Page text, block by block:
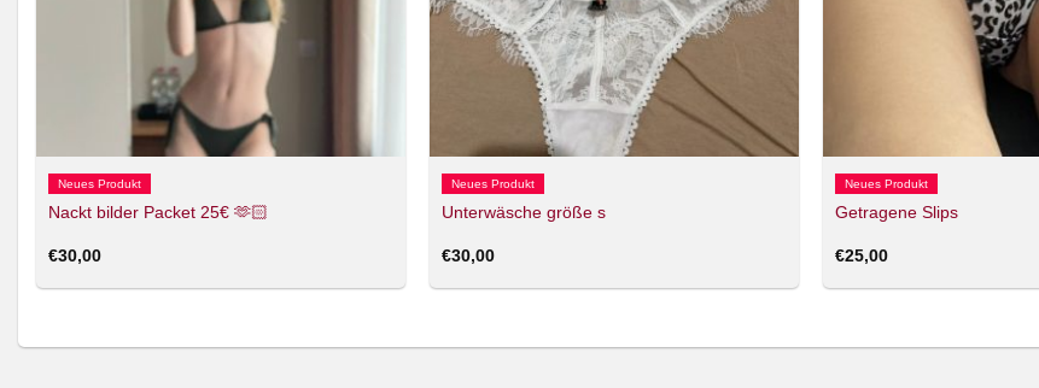
Neues Produkt
Nackt bilder Packet 25€ 🫶🏻
€30,00
Neues Produkt
Unterwäsche größe s
€30,00
Neues Produkt
Getragene Slips
€25,00